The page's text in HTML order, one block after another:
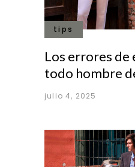
tips
Los errores de
todo hombre
julio 4, 2025